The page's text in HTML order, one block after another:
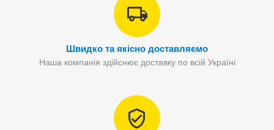
Швидко та якісно доставляємо
Наша компанія здійснює доставку по всій Україні